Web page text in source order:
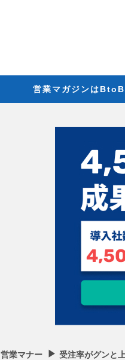
営業マガジンはBtoB
営業マナー ▶︎ 受注率がグンと